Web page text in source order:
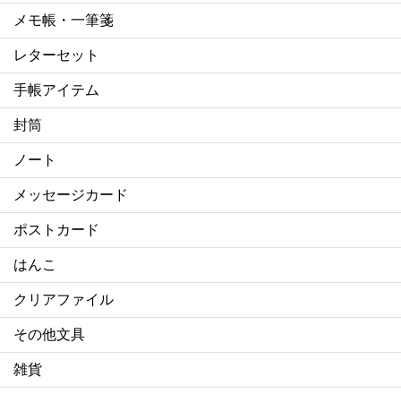
メモ帳・一筆箋
レターセット
手帳アイテム
封筒
ノート
メッセージカード
ポストカード
はんこ
クリアファイル
その他文具
雑貨